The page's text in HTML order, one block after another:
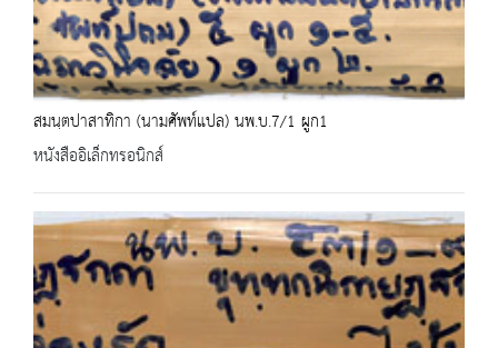
สมนฺตปาสาทิกา (นามศัพท์แปล) นพ.บ.7/1 ผูก1
หนังสืออิเล็กทรอนิกส์